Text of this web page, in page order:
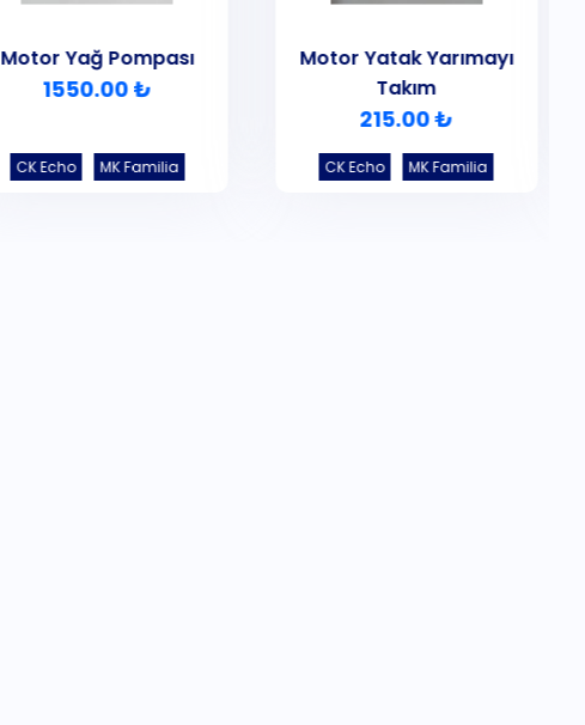
CK Echo MK Familia
Motor Yağ Pompası
1550.00 ₺
CK Echo MK Familia
Motor Yatak Yarımayı
Takım
215.00 ₺